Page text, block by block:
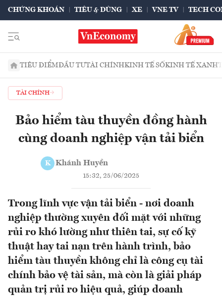
CHỨNG KHOÁN TIÊU & DÙNG XE VNE TV TECH
TIÊU ĐIỂMĐẦU TƯTÀI CHÍNHKINH TẾ SỐKINH TẾ XANH
TÀI CHÍNH
Bảo hiểm tàu thuyền đồng hành
cùng doanh nghiệp vận tải biển
K Khánh Huyền
15:32, 25/06/2025
Trong lĩnh vực vận tải biển - nơi doanh
nghiệp thường xuyên đối mặt với những
rủi ro khó lường như thiên tai, sự cố kỹ
thuật hay tai nạn trên hành trình, bảo
hiểm tàu thuyền không chỉ là công cụ tài
chính bảo vệ tài sản, mà còn là giải pháp
quản trị rủi ro hiệu quả, giúp doanh